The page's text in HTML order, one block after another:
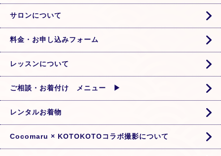
サロンについて
料金・お申し込みフォーム
レッスンについて
ご相談・お着付け メニュー ▶
レンタルお着物
Cocomaru × KOTOKOTOコラボ撮影について